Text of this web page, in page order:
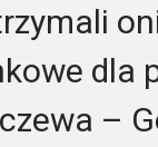
dla
–